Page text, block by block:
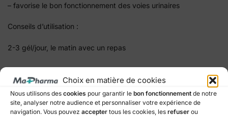
Choix en matière de cookies
Nous utilisons des cookies pour garantir le bon fonctionnement de notre
site, analyser notre audience et personnaliser votre expérience de
navigation. Vous pouvez accepter tous les cookies, les refuser ou
– favorise le bon fonctionnement des voies urinaires
Conseils d’utilisation :
2-3 gél/jour, le matin avec un repas
UGS : 4180063
Catégories : Circulation et cholestérol,Digestion,Fonction
rénale,Soutien hépatique Foie